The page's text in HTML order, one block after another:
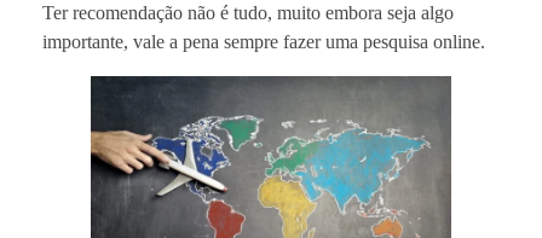
Ter recomendação não é tudo, muito embora seja algo
importante, vale a pena sempre fazer uma pesquisa online.